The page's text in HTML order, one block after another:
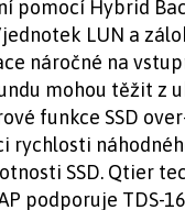
pomocí Hybrid
LUN a
náročné na
mohou těžit z
funkce SSD
rychlosti
SSD. Qtier
podporuje TDS-